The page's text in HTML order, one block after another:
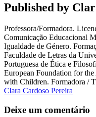
Published by
Professora/Formadora.
Comunicação Educacional
Igualdade de Género.
Faculdade de Letras da
Portuguesa de Ética e
European Foundation for
with Children. Formadora /
Clara Cardoso Pereira
Deixe um comentário